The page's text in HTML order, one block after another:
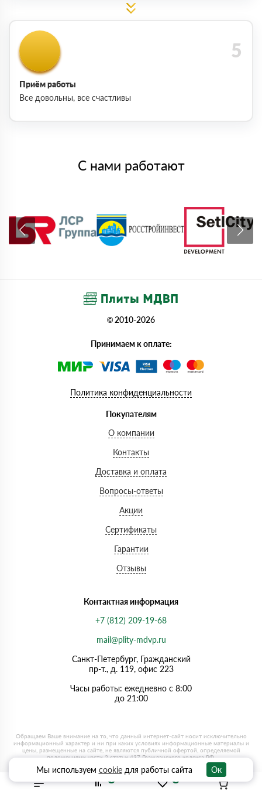
Приём работы
Все довольны, все счастливы
С нами работают
© 2010-2026
Принимаем к оплате:
Политика конфиденциальности
Покупателям
О компании
Контакты
Доставка и оплата
Вопросы-ответы
Акции
Сертификаты
Гарантии
Отзывы
Контактная информация
+7 (812) 209-19-68
mail@plity-mdvp.ru
Санкт-Петербург, Граждaнский
пр-т., д. 119, офис 223
Часы работы: ежедневно с 8:00
до 21:00
Мы используем cookieдля работы сайта Ок